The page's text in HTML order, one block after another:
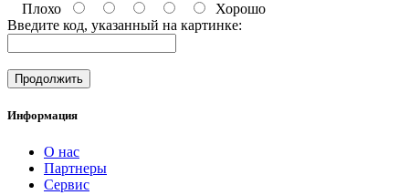
Плохо
Хорошо
Введите код, указанный на картинке:
Продолжить
Информация
O нас
Партнеры
Сервис